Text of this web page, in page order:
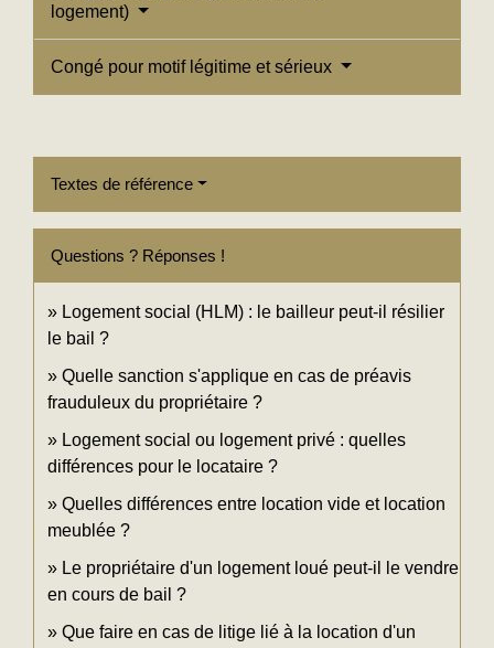
logement)
Congé pour motif légitime et sérieux
Textes de référence
Questions ? Réponses !
Logement social (HLM) : le bailleur peut-il résilier
le bail ?
Quelle sanction s'applique en cas de préavis
frauduleux du propriétaire ?
Logement social ou logement privé : quelles
différences pour le locataire ?
Quelles différences entre location vide et location
meublée ?
Le propriétaire d'un logement loué peut-il le vendre
en cours de bail ?
Que faire en cas de litige lié à la location d'un